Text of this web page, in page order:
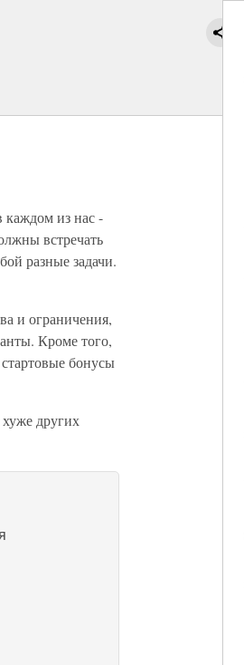
каждом из нас -
встречать
разные задачи.
и ограничения,
Кроме того,
бонусы
других